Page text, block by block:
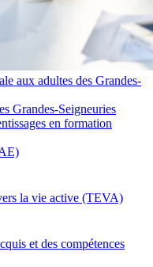
aux adultes des Grandes-
Grandes-Seigneuries
en formation
la vie active (TEVA)
et des compétences